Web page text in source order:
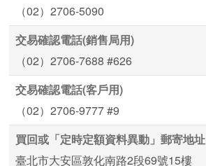
（02）2706-5090
交易確認電話(銷售局用)
（02）2706-7688 #626
交易確認電話(客戶用)
（02）2706-9777 #9
買回或「定時定額資料異動」郵寄地址
臺北市大安區敦化南路2段69號15樓